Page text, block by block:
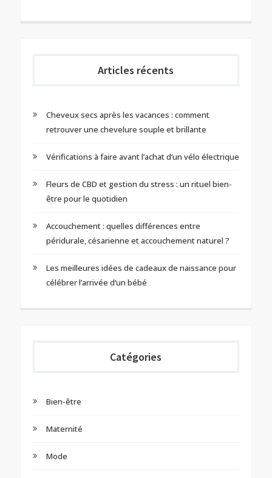
Articles récents
Cheveux secs après les vacances : comment
retrouver une chevelure souple et brillante
Vérifications à faire avant l’achat d’un vélo électrique
Fleurs de CBD et gestion du stress : un rituel bien-
être pour le quotidien
Accouchement : quelles différences entre
péridurale, césarienne et accouchement naturel ?
Les meilleures idées de cadeaux de naissance pour
célébrer l’arrivée d’un bébé
Catégories
Bien-être
Maternité
Mode